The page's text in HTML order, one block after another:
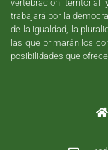
vertebración territorial
trabajará por la
de la igualdad, la
las que primarán los
posibilidades que